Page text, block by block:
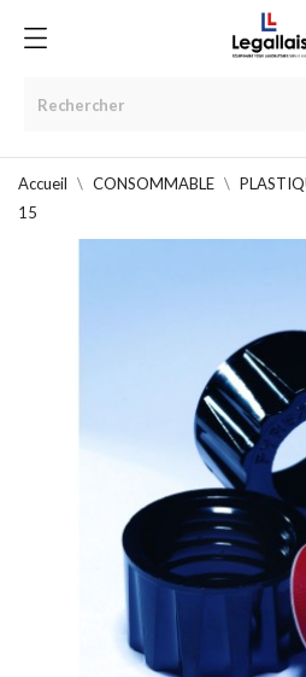
Accueil CONSOMMABLE
15